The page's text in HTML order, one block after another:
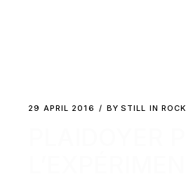
29 APRIL 2016 BY STILL IN ROCK